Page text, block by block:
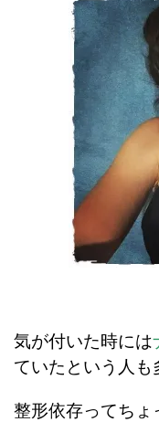
気が付いた時には
ていたという人も
整形依存ってちょ